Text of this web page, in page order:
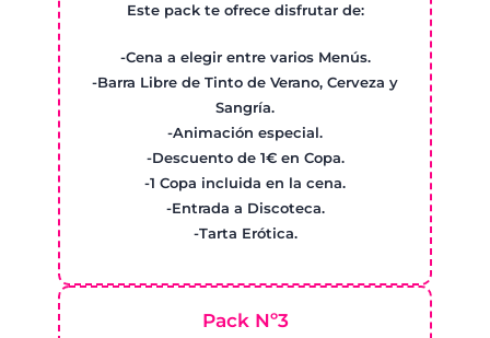
Este pack te ofrece disfrutar de:
-Cena a elegir entre varios Menús.
-Barra Libre de Tinto de Verano, Cerveza y
Sangría.
-Animación especial.
-Descuento de 1€ en Copa.
-1 Copa incluida en la cena.
-Entrada a Discoteca.
-Tarta Erótica.
Pack Nº3